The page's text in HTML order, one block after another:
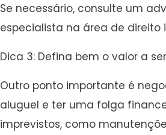
Se necessário, consulte um
especialista na área de direito
Dica 3: Defina bem o valor a
Outro ponto importante é
aluguel e ter uma folga
imprevistos, como